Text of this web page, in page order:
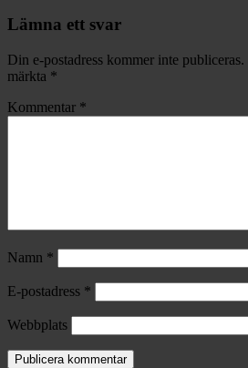
Lämna ett svar
Din e-postadress kommer inte publiceras.
märkta *
Kommentar *
Namn *
E-postadress *
Webbplats